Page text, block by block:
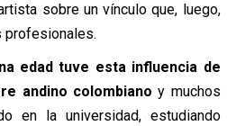
sobre un vínculo que, luego,
profesionales.
edad tuve esta influencia de
andino colombiano y muchos
en la universidad, estudiando